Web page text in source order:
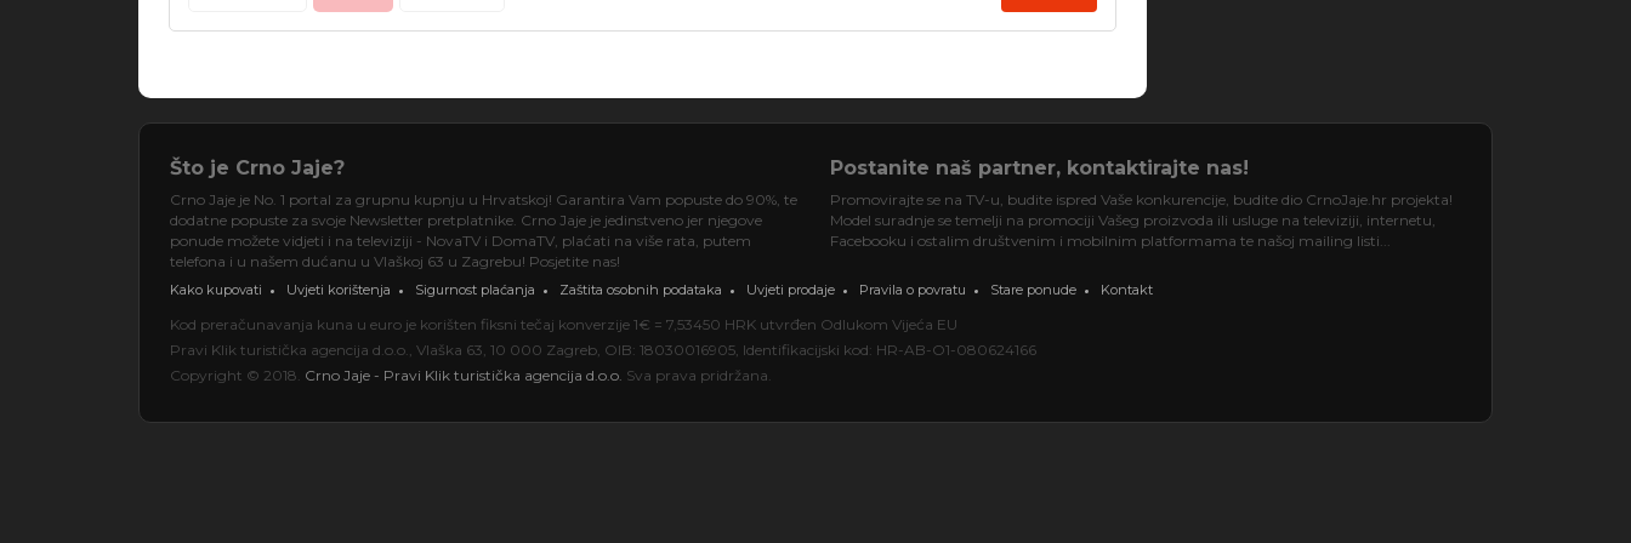
Što je Crno Jaje?
Crno Jaje je No. 1 portal za grupnu kupnju u Hrvatskoj! Garantira Vam popuste do 90%, te
dodatne popuste za svoje Newsletter pretplatnike. Crno Jaje je jedinstveno jer njegove
ponude možete vidjeti i na televiziji - NovaTV i DomaTV, plaćati na više rata, putem
telefona i u našem dućanu u Vlaškoj 63 u Zagrebu! Posjetite nas!
Postanite naš partner, kontaktirajte nas!
Promovirajte se na TV-u, budite ispred Vaše konkurencije, budite dio CrnoJaje.hr projekta!
Model suradnje se temelji na promociji Vašeg proizvoda ili usluge na televiziji, internetu,
Facebooku i ostalim društvenim i mobilnim platformama te našoj mailing listi...
Kako kupovati Uvjeti korištenja Sigurnost plaćanja Zaštita osobnih podataka Uvjeti prodaje Pravila o povratu Stare ponude Kontakt
Kod preračunavanja kuna u euro je korišten fiksni tečaj konverzije 1€ = 7,53450 HRK utvrđen Odlukom Vijeća EU
Pravi Klik turistička agencija d.o.o., Vlaška 63, 10 000 Zagreb, OIB: 18030016905, Identifikacijski kod: HR-AB-O1-080624166
Copyright © 2018. Crno Jaje - Pravi Klik turistička agencija d.o.o. Sva prava pridržana.